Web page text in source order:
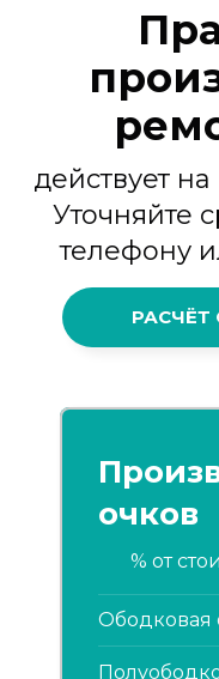
действует
Уточняйте
телефону
очков
% от
Ободковая